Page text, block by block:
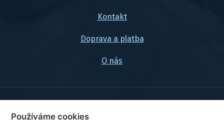
Kontakt
Doprava a platba
O nás
© 2026, FlexaMi Auto s.r.o.
Používáme cookies